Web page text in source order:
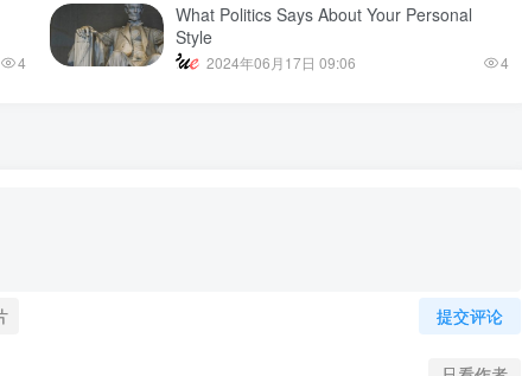
4
What Politics Says About Your Personal
Style
2024年06月17日 09:06 4
提交评论